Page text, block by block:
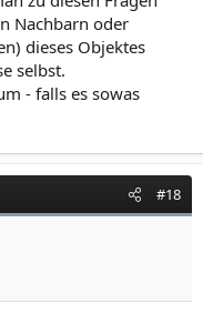
Nachbarn oder
dieses Objektes
selbst.
- falls es sowas
#18